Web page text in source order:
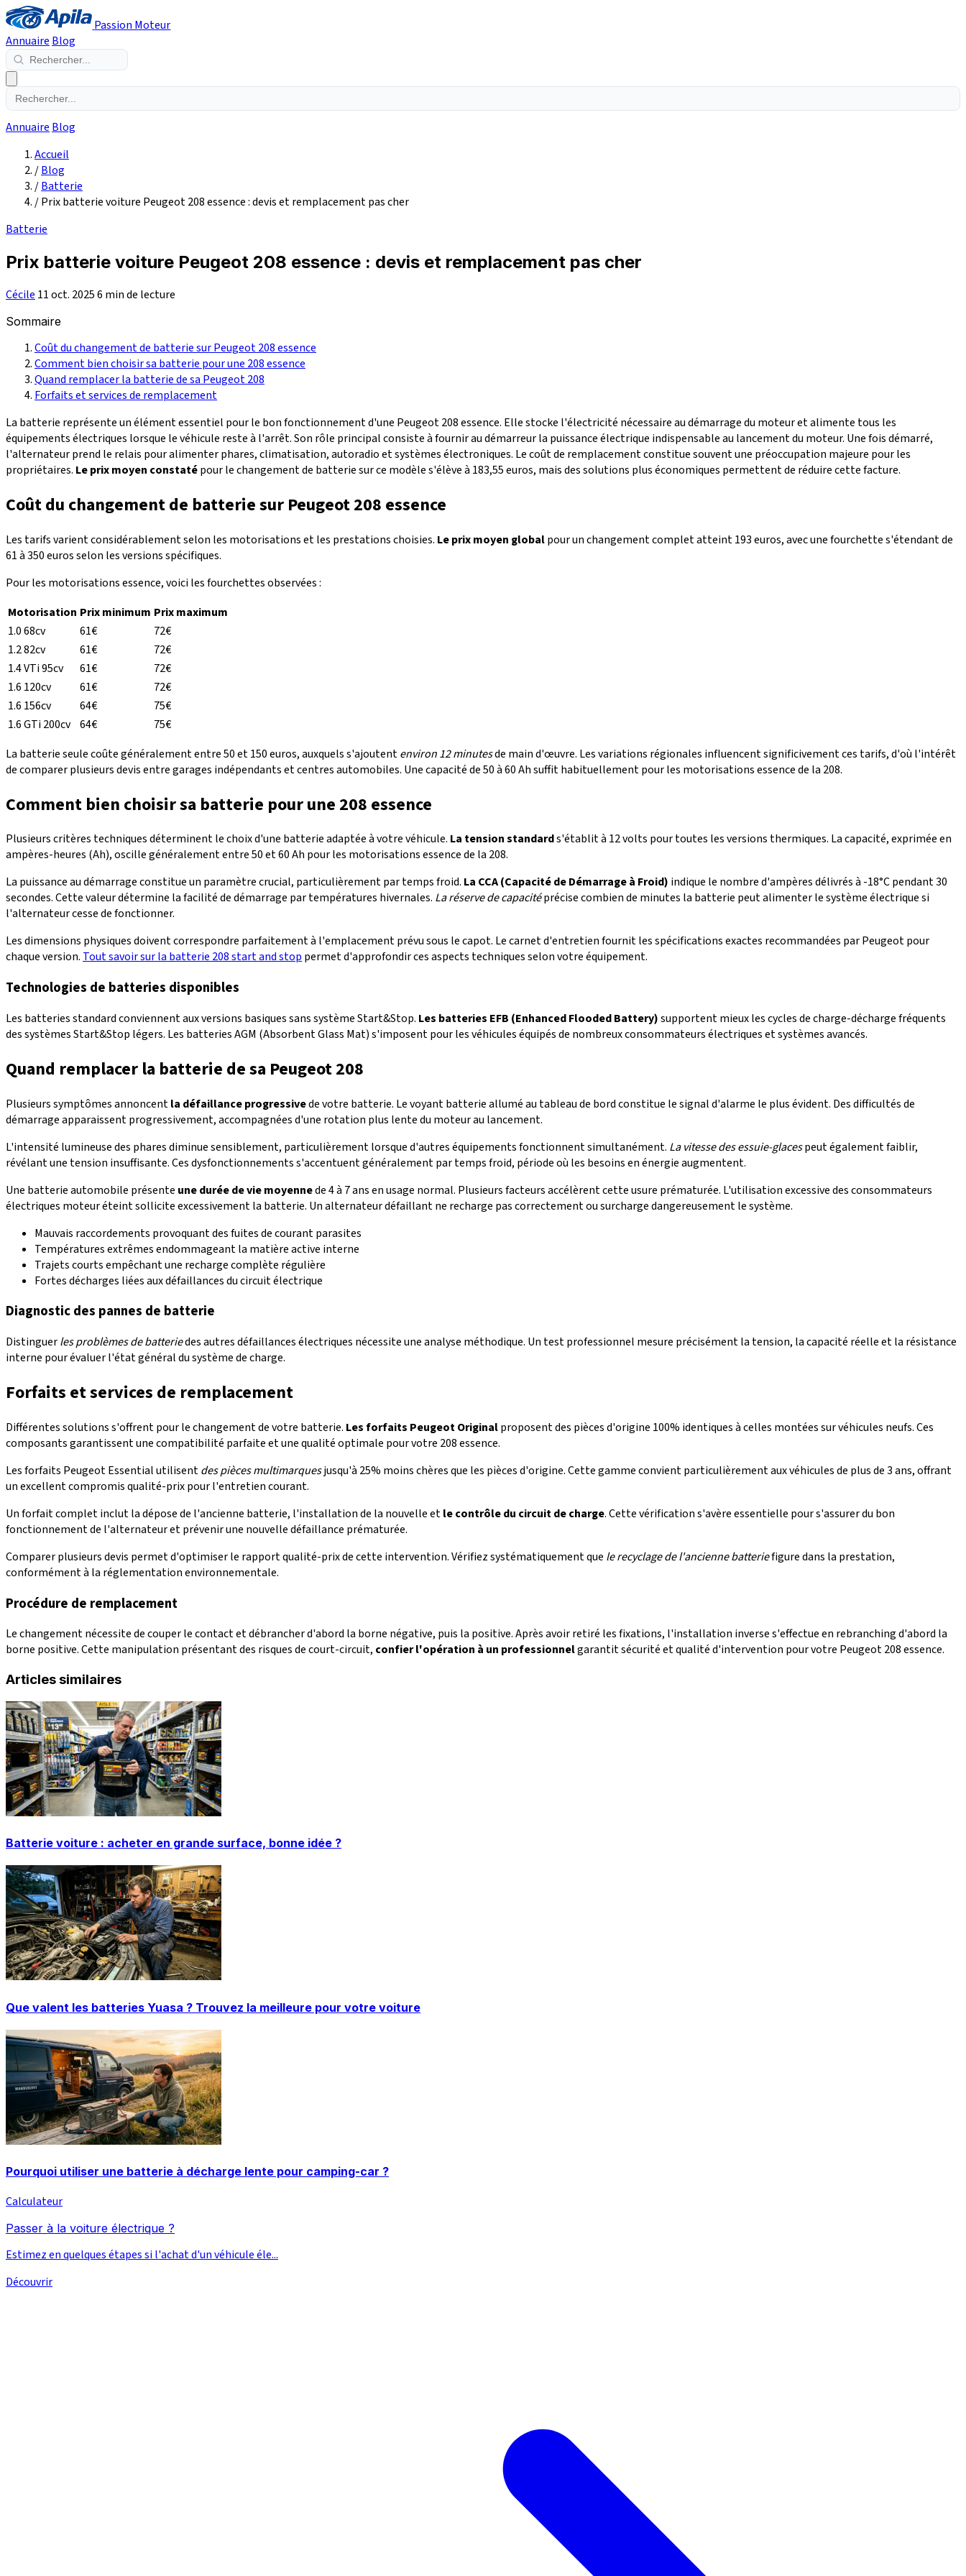
Passion Moteur
Annuaire Blog
Annuaire Blog
Accueil
/Blog
/Batterie
/Prix batterie voiture Peugeot 208 essence : devis et remplacement pas cher
Batterie
Prix batterie voiture Peugeot 208 essence : devis et remplacement pas cher
Cécile 11 oct. 20256 min de lecture
Sommaire
Coût du changement de batterie sur Peugeot 208 essence
Comment bien choisir sa batterie pour une 208 essence
Quand remplacer la batterie de sa Peugeot 208
Forfaits et services de remplacement
La batterie représente un élément essentiel pour le bon fonctionnement d'une Peugeot 208 essence. Elle stocke l'électricité nécessaire au démarrage du moteur et alimente tous les
équipements électriques lorsque le véhicule reste à l'arrêt. Son rôle principal consiste à fournir au démarreur la puissance électrique indispensable au lancement du moteur. Une fois démarré,
l'alternateur prend le relais pour alimenter phares, climatisation, autoradio et systèmes électroniques. Le coût de remplacement constitue souvent une préoccupation majeure pour les
propriétaires. Le prix moyen constatépour le changement de batterie sur ce modèle s'élève à 183,55 euros, mais des solutions plus économiques permettent de réduire cette facture.
Coût du changement de batterie sur Peugeot 208 essence
Les tarifs varient considérablement selon les motorisations et les prestations choisies. Le prix moyen globalpour un changement complet atteint 193 euros, avec une fourchette s'étendant de
61 à 350 euros selon les versions spécifiques.
Pour les motorisations essence, voici les fourchettes observées :
Motorisation Prix minimum Prix maximum
1.0 68cv
61€
72€
1.2 82cv
61€
72€
1.4 VTi 95cv
61€
72€
1.6 120cv
61€
72€
1.6 156cv
64€
75€
1.6 GTi 200cv 64€
75€
La batterie seule coûte généralement entre 50 et 150 euros, auxquels s'ajoutentenviron 12 minutesde main d'œuvre. Les variations régionales influencent significivement ces tarifs, d'où l'intérêt
de comparer plusieurs devis entre garages indépendants et centres automobiles. Une capacité de 50 à 60 Ah suffit habituellement pour les motorisations essence de la 208.
Comment bien choisir sa batterie pour une 208 essence
Plusieurs critères techniques déterminent le choix d'une batterie adaptée à votre véhicule. La tension standards'établit à 12 volts pour toutes les versions thermiques. La capacité, exprimée en
ampères-heures (Ah), oscille généralement entre 50 et 60 Ah pour les motorisations essence de la 208.
La puissance au démarrage constitue un paramètre crucial, particulièrement par temps froid. La CCA (Capacité de Démarrage à Froid) indique le nombre d'ampères délivrés à -18°C pendant 30
secondes. Cette valeur détermine la facilité de démarrage par températures hivernales. La réserve de capacitéprécise combien de minutes la batterie peut alimenter le système électrique si
l'alternateur cesse de fonctionner.
Les dimensions physiques doivent correspondre parfaitement à l'emplacement prévu sous le capot. Le carnet d'entretien fournit les spécifications exactes recommandées par Peugeot pour
chaque version.Tout savoir sur la batterie 208 start and stoppermet d'approfondir ces aspects techniques selon votre équipement.
Technologies de batteries disponibles
Les batteries standard conviennent aux versions basiques sans système Start&Stop. Les batteries EFB (Enhanced Flooded Battery)supportent mieux les cycles de charge-décharge fréquents
des systèmes Start&Stop légers. Les batteries AGM (Absorbent Glass Mat) s'imposent pour les véhicules équipés de nombreux consommateurs électriques et systèmes avancés.
Quand remplacer la batterie de sa Peugeot 208
Plusieurs symptômes annoncentla défaillance progressivede votre batterie. Le voyant batterie allumé au tableau de bord constitue le signal d'alarme le plus évident. Des difficultés de
démarrage apparaissent progressivement, accompagnées d'une rotation plus lente du moteur au lancement.
L'intensité lumineuse des phares diminue sensiblement, particulièrement lorsque d'autres équipements fonctionnent simultanément. La vitesse des essuie-glacespeut également faiblir,
révélant une tension insuffisante. Ces dysfonctionnements s'accentuent généralement par temps froid, période où les besoins en énergie augmentent.
Une batterie automobile présente une durée de vie moyennede 4 à 7 ans en usage normal. Plusieurs facteurs accélèrent cette usure prématurée. L'utilisation excessive des consommateurs
électriques moteur éteint sollicite excessivement la batterie. Un alternateur défaillant ne recharge pas correctement ou surcharge dangereusement le système.
Mauvais raccordements provoquant des fuites de courant parasites
Températures extrêmes endommageant la matière active interne
Trajets courts empêchant une recharge complète régulière
Fortes décharges liées aux défaillances du circuit électrique
Diagnostic des pannes de batterie
Distinguerles problèmes de batteriedes autres défaillances électriques nécessite une analyse méthodique. Un test professionnel mesure précisément la tension, la capacité réelle et la résistance
interne pour évaluer l'état général du système de charge.
Forfaits et services de remplacement
Différentes solutions s'offrent pour le changement de votre batterie. Les forfaits Peugeot Originalproposent des pièces d'origine 100% identiques à celles montées sur véhicules neufs. Ces
composants garantissent une compatibilité parfaite et une qualité optimale pour votre 208 essence.
Les forfaits Peugeot Essential utilisentdes pièces multimarquesjusqu'à 25% moins chères que les pièces d'origine. Cette gamme convient particulièrement aux véhicules de plus de 3 ans, offrant
un excellent compromis qualité-prix pour l'entretien courant.
Un forfait complet inclut la dépose de l'ancienne batterie, l'installation de la nouvelle etle contrôle du circuit de charge. Cette vérification s'avère essentielle pour s'assurer du bon
fonctionnement de l'alternateur et prévenir une nouvelle défaillance prématurée.
Comparer plusieurs devis permet d'optimiser le rapport qualité-prix de cette intervention. Vérifiez systématiquement que le recyclage de l'ancienne batteriefigure dans la prestation,
conformément à la réglementation environnementale.
Procédure de remplacement
Le changement nécessite de couper le contact et débrancher d'abord la borne négative, puis la positive. Après avoir retiré les fixations, l'installation inverse s'effectue en rebranching d'abord la
borne positive. Cette manipulation présentant des risques de court-circuit, confier l'opération à un professionnelgarantit sécurité et qualité d'intervention pour votre Peugeot 208 essence.
Articles similaires
Batterie voiture : acheter en grande surface, bonne idée ?
Que valent les batteries Yuasa ? Trouvez la meilleure pour votre voiture
Pourquoi utiliser une batterie à décharge lente pour camping-car ?
Calculateur
Passer à la voiture électrique ?
Estimez en quelques étapes si l'achat d'un véhicule éle...
Découvrir